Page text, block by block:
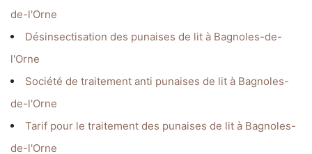
de-l'Orne
Désinsectisation des punaises de lit à Bagnoles-de-
l'Orne
Société de traitement anti punaises de lit à Bagnoles-
de-l'Orne
Tarif pour le traitement des punaises de lit à Bagnoles-
de-l'Orne